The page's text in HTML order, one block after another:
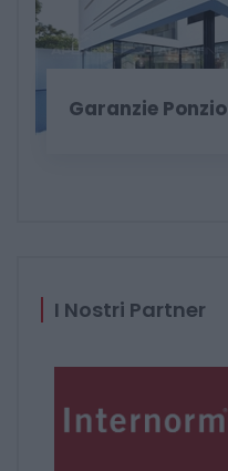
Garanzie Ponzio
I Nostri Partner